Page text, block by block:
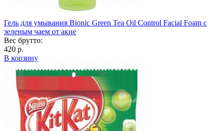
Гель для умывания Bionic Green Tea Oil Control Facial Foam с
зеленым чаем от акне
Вес брутто:
420 р.
В корзину